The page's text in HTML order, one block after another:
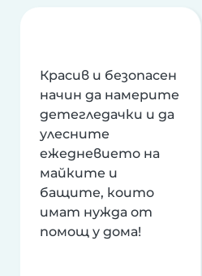
Красив и безопасен
начин да намерите
детегледачки и да
улесните
ежедневието на
майките и
бащите, които
имат нужда от
помощ у дома!